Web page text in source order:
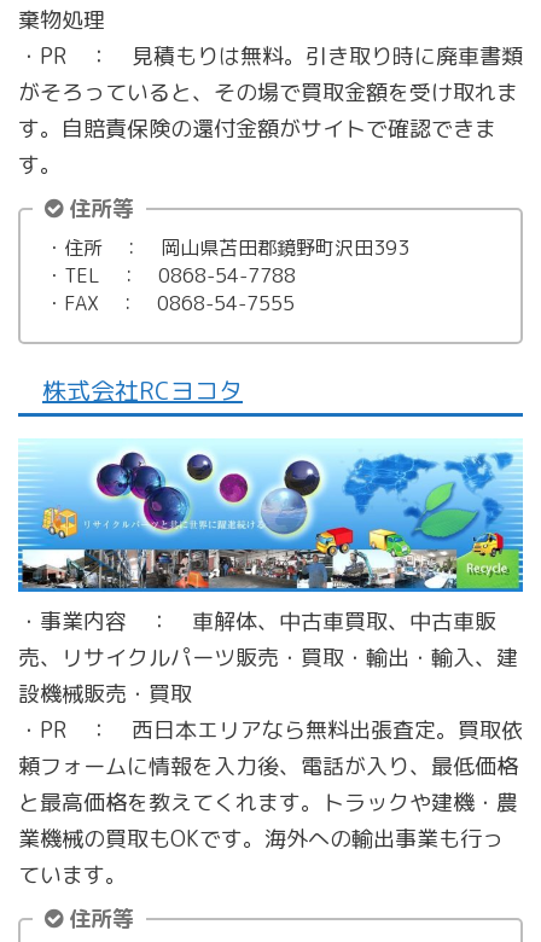
棄物処理
・PR ： 見積もりは無料。引き取り時に廃車書類
がそろっていると、その場で買取金額を受け取れま
す。自賠責保険の還付金額がサイトで確認できま
す。
住所等
・住所 ： 岡山県苫田郡鏡野町沢田393
・TEL ： 0868-54-7788
・FAX ： 0868-54-7555
株式会社RCヨコタ
・事業内容 ： 車解体、中古車買取、中古車販
売、リサイクルパーツ販売・買取・輸出・輸入、建
設機械販売・買取
・PR ： 西日本エリアなら無料出張査定。買取依
頼フォームに情報を入力後、電話が入り、最低価格
と最高価格を教えてくれます。トラックや建機・農
業機械の買取もOKです。海外への輸出事業も行っ
ています。
住所等